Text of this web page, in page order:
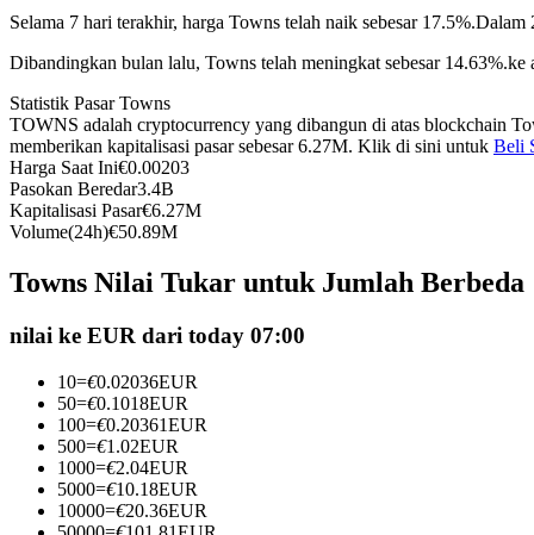
Kontrak berjangka menggunakan USDC sebagai jaminannya
Selama 7 hari terakhir, harga Towns telah naik sebesar 17.5%.Dalam
Dibandingkan bulan lalu, Towns telah meningkat sebesar 14.63%.ke
Statistik Pasar Towns
TOWNS adalah cryptocurrency yang dibangun di atas blockchain
memberikan kapitalisasi pasar sebesar 6.27M. Klik di sini untuk Beli
Harga Saat Ini€0.00203
Pasokan Beredar3.4B
Kapitalisasi Pasar€6.27M
Volume(24h)€50.89M
Towns Nilai Tukar untuk Jumlah Berbeda
nilai ke EUR dari today 07:00
10=€0.02036EUR
50=€0.1018EUR
100=€0.20361EUR
500=€1.02EUR
1000=€2.04EUR
5000=€10.18EUR
10000=€20.36EUR